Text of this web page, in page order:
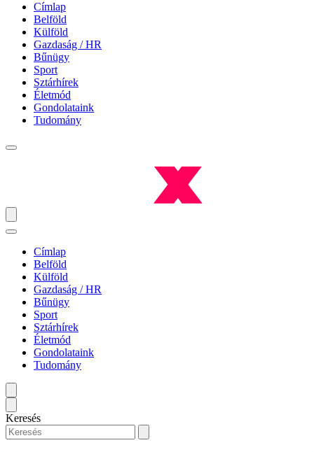
Címlap
Belföld
Külföld
Gazdaság / HR
Bűnügy
Sport
Sztárhírek
Életmód
Gondolataink
Tudomány
Címlap
Belföld
Külföld
Gazdaság / HR
Bűnügy
Sport
Sztárhírek
Életmód
Gondolataink
Tudomány
Keresés